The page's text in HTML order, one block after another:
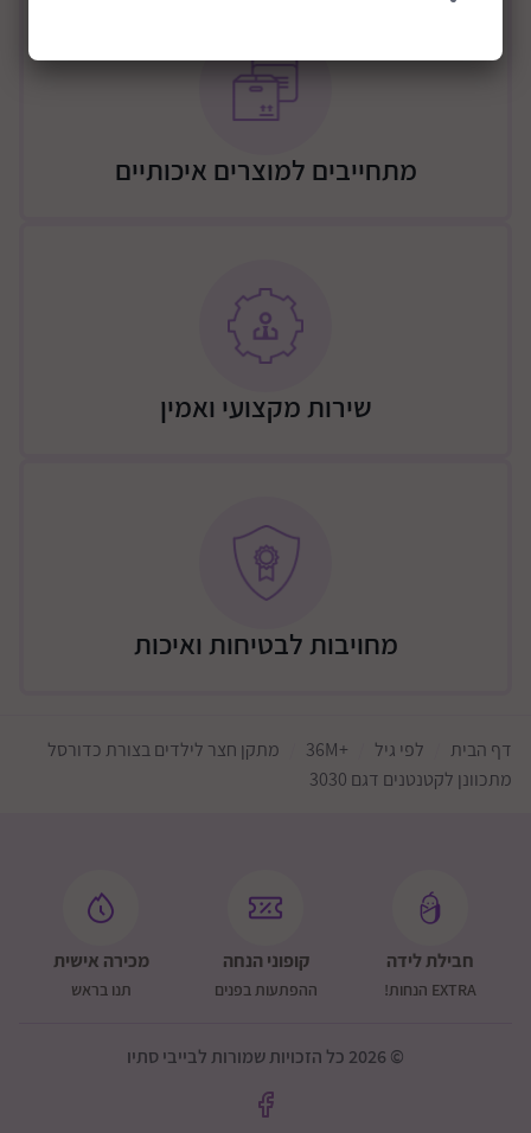
מתחייבים למוצרים איכותיים
שירות מקצועי ואמין
מחויבות לבטיחות ואיכות
דף הבית לפי גיל +36M
מתקן חצר לילדים בצורת כדורסל
מתכוונן לקטנטנים דגם 3030
חבילת לידה
EXTRA הנחות!
קופוני הנחה
ההפתעות בפנים
מכירה אישית
תנו בראש
© 2026 כל הזכויות שמורות לבייבי סתיו